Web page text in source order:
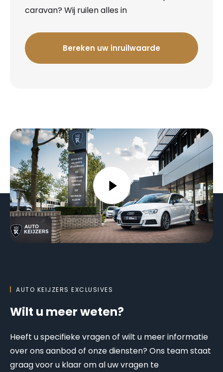
caravan? Wij ruilen alles in
Bereken uw inruilwaarde
AUTO KEIJZERS EXCLUSIVES
Wilt u meer weten?
Heeft u specifieke vragen of wilt u meer informatie
over ons aanbod of onze diensten? Ons team staat
graag voor u klaar om al uw vragen te